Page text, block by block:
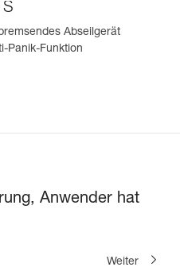
S
Abseilgerät
Panik-Funktion
Anwender hat
Weiter